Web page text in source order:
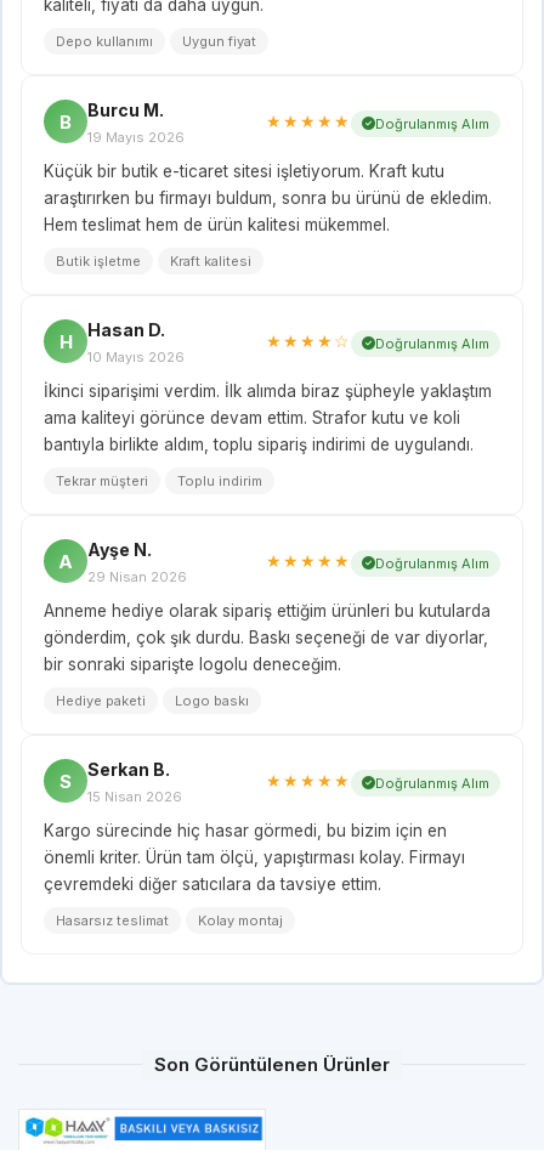
kaliteli, fiyatı da daha uygun.
Depo kullanımı Uygun fiyat
B
Burcu M.
19 Mayıs 2026
★★★★★ Doğrulanmış Alım
Küçük bir butik e-ticaret sitesi işletiyorum. Kraft kutu
araştırırken bu firmayı buldum, sonra bu ürünü de ekledim.
Hem teslimat hem de ürün kalitesi mükemmel.
Butik işletme Kraft kalitesi
H
Hasan D.
10 Mayıs 2026
★★★★☆ Doğrulanmış Alım
İkinci siparişimi verdim. İlk alımda biraz şüpheyle yaklaştım
ama kaliteyi görünce devam ettim. Strafor kutu ve koli
bantıyla birlikte aldım, toplu sipariş indirimi de uygulandı.
Tekrar müşteri Toplu indirim
A
Ayşe N.
29 Nisan 2026
★★★★★ Doğrulanmış Alım
Anneme hediye olarak sipariş ettiğim ürünleri bu kutularda
gönderdim, çok şık durdu. Baskı seçeneği de var diyorlar,
bir sonraki siparişte logolu deneceğim.
Hediye paketi Logo baskı
S
Serkan B.
15 Nisan 2026
★★★★★ Doğrulanmış Alım
Kargo sürecinde hiç hasar görmedi, bu bizim için en
önemli kriter. Ürün tam ölçü, yapıştırması kolay. Firmayı
çevremdeki diğer satıcılara da tavsiye ettim.
Hasarsız teslimat Kolay montaj
Son Görüntülenen Ürünler